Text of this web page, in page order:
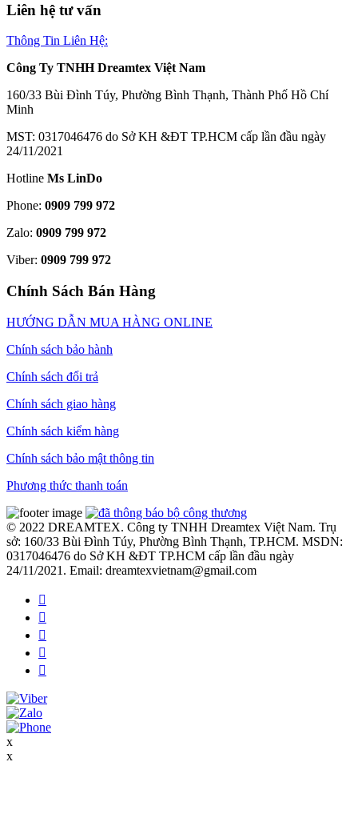
Liên hệ tư vấn
Thông Tin Liên Hệ:
Công Ty TNHH Dreamtex Việt Nam
160/33 Bùi Đình Túy, Phường Bình Thạnh, Thành Phố Hồ Chí
Minh
MST: 0317046476 do Sở KH &ĐT TP.HCM cấp lần đầu ngày
24/11/2021
Hotline Ms LinDo
Phone: 0909 799 972
Zalo: 0909 799 972
Viber: 0909 799 972
Chính Sách Bán Hàng
HƯỚNG DẪN MUA HÀNG ONLINE
Chính sách bảo hành
Chính sách đổi trả
Chính sách giao hàng
Chính sách kiểm hàng
Chính sách bảo mật thông tin
Phương thức thanh toán
© 2022 DREAMTEX. Công ty TNHH Dreamtex Việt Nam. Trụ
sở: 160/33 Bùi Đình Túy, Phường Bình Thạnh, TP.HCM. MSDN:
0317046476 do Sở KH &ĐT TP.HCM cấp lần đầu ngày
24/11/2021. Email: dreamtexvietnam@gmail.com
x
x